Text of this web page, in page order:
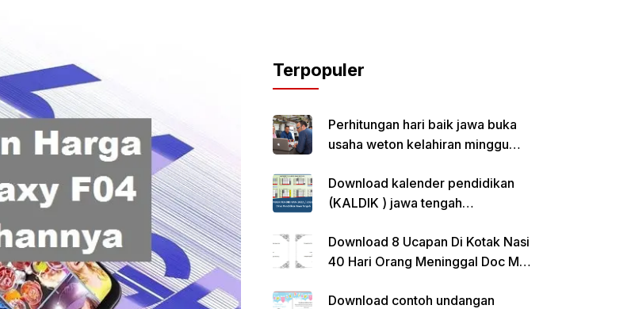
Terpopuler
Perhitungan hari baik jawa buka
usaha weton kelahiran minggu
Download kalender pendidikan
(KALDIK ) jawa tengah
Download 8 Ucapan Di Kotak Nasi
40 Hari Orang Meninggal Doc Ms.
Download contoh undangan